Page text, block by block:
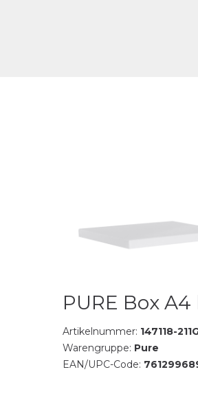
PURE Box
Artikelnummer: 147118-
Warengruppe: Pure
EAN/UPC-Code: